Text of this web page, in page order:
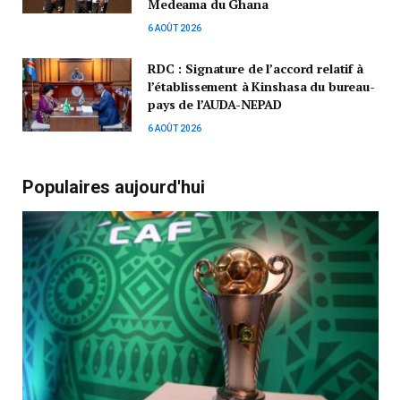
Medeama du Ghana
6 AOÛT 2026
RDC : Signature de l’accord relatif à
l’établissement à Kinshasa du bureau-
pays de l’AUDA-NEPAD
6 AOÛT 2026
Populaires aujourd'hui